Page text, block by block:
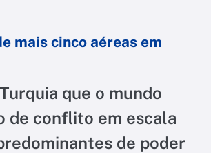
mais cinco aéreas em
que o mundo
de conflito em escala
de poder